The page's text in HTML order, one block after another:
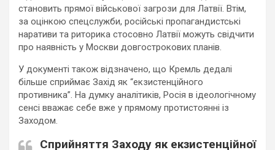
становить прямої військової загрози для Латвії. Втім,
за оцінкою спецслужби, російські пропагандистські
наративи та риторика стосовно Латвії можуть свідчити
про наявність у Москви довгострокових планів.
У документі також відзначено, що Кремль дедалі
більше сприймає Захід як “екзистенційного
противника”. На думку аналітиків, Росія в ідеологічному
сенсі вважає себе вже у прямому протистоянні із
Заходом.
Сприйняття Заходу як екзистенційної